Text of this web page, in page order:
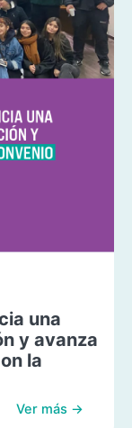
una
y avanza
la
Ver más →